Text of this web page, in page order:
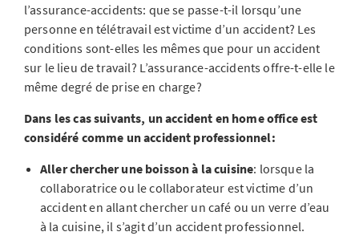
l’assurance-accidents: que se passe-t-il lorsqu’une
personne en télétravail est victime d’un accident? Les
conditions sont-elles les mêmes que pour un accident
sur le lieu de travail? L’assurance-accidents offre-t-elle le
même degré de prise en charge?
Dans les cas suivants, un accident en home office est
considéré comme un accident professionnel:
Aller chercher une boisson à la cuisine: lorsque la
collaboratrice ou le collaborateur est victime d’un
accident en allant chercher un café ou un verre d’eau
à la cuisine, il s’agit d’un accident professionnel.